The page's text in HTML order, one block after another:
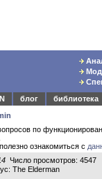
блог
библиотека
по
ознакомиться с
Число просмотров: 4547
The Elderman